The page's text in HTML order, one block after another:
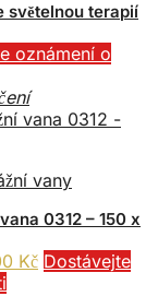
světelnou terapií
oznámení o
vany
0312 – 150 x
KčAktuální
Dostávejte